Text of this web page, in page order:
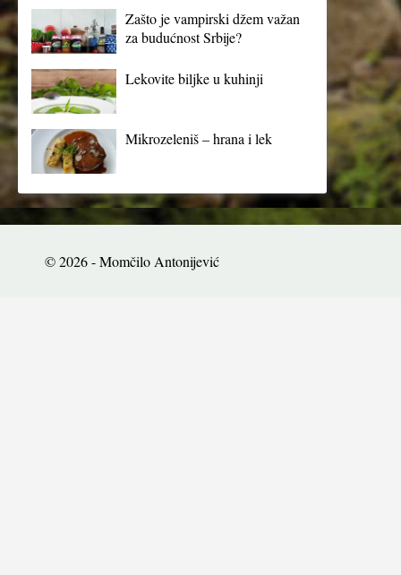
Zašto je vampirski džem važan
za budućnost Srbije?
Lekovite biljke u kuhinji
Mikrozeleniš – hrana i lek
© 2026 - Momčilo Antonijević